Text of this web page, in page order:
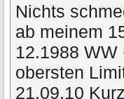
Nichts
ab meinem
12.1988
obersten
21.09.10